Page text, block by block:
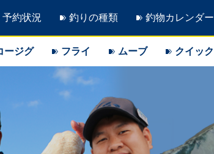
予約状況 釣りの種類 釣物カレンダー
ージグ フライ ムーブ クイック